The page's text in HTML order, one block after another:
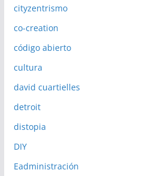
cityzentrismo
co-creation
código abierto
cultura
david cuartielles
detroit
distopia
DIY
Eadministración